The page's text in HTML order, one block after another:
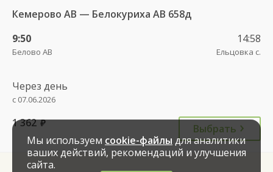
Кемерово АВ — Белокуриха АВ 658д
9:50
Белово АВ
14:58
Ельцовка с.
Через день
с 07.06.2026
1 362 руб.
Выбрать
Мы используем cookie-файлы для аналитики
ваших действий, рекомендаций и улучшения
сайта.